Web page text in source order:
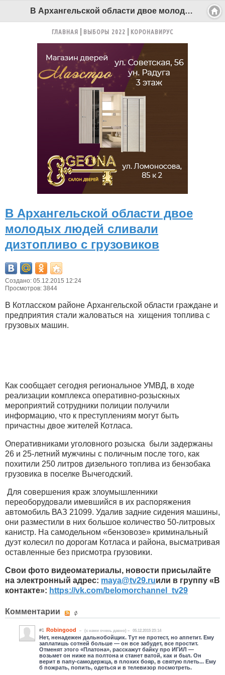
В Архангельской области двое молодых людей сливали дизтопливо с грузовиков - Беломорканал Северодвинск tv29.ru
ГЛАВНАЯ ВЫБОРЫ 2022 КОРОНАВИРУС
В Архангельской области двое
молодых людей сливали
дизтопливо с грузовиков
Создано: 05.12.2015 12:24
Просмотров: 3844
В Котласском районе Архангельской области граждане и
предприятия стали жаловаться на хищения топлива с
грузовых машин.
Как сообщает сегодня региональное УМВД, в ходе
реализации комплекса оперативно-розыскных
мероприятий сотрудники полиции получили
информацию, что к преступлениям могут быть
причастны двое жителей Котласа.
Оперативниками уголовного розыска были задержаны
26 и 25-летний мужчины с поличным после того, как
похитили 250 литров дизельного топлива из бензобака
грузовика в поселке Вычегодский.
Для совершения краж злоумышленники
переоборудовали имевшийся в их распоряжения
автомобиль ВАЗ 21099. Удалив задние сидения машины,
они разместили в них большое количество 50-литровых
канистр. На самодельном «бензовозе» криминальный
дуэт колесил по дорогам Котласа и района, высматривая
оставленные без присмотра грузовики.
Свои фото видеоматериалы, новости присылайте
на электронный адрес: maya@tv29.ruили в группу «В
контакте»: https://vk.com/belomorchannel_tv29
Комментарии
#1 Robingood (c нами очень давно) 05.12.2015 23:14
Нет, ненадежен дальнобойщик. Тут не протест, но аппетит. Ему
заплатишь сотней больше — он все забудет, все простит.
Отменят этого «Платона», расскажут байку про ИГИЛ —
возьмет он ниже на полтона и станет ватой, как и был. Он
верит в папу-самодержца, в плохих бояр, в святую плеть... Ему
б пожрать, попить, одеться и в телевизор посмотреть.